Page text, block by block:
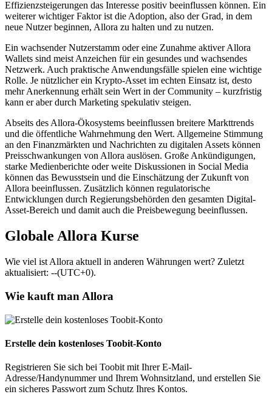
Effizienzsteigerungen das Interesse positiv beeinflussen können. Ein
weiterer wichtiger Faktor ist die Adoption, also der Grad, in dem
neue Nutzer beginnen, Allora zu halten und zu nutzen.
Ein wachsender Nutzerstamm oder eine Zunahme aktiver Allora
Wallets sind meist Anzeichen für ein gesundes und wachsendes
Netzwerk. Auch praktische Anwendungsfälle spielen eine wichtige
Rolle. Je nützlicher ein Krypto-Asset im echten Einsatz ist, desto
mehr Anerkennung erhält sein Wert in der Community – kurzfristig
kann er aber durch Marketing spekulativ steigen.
Abseits des Allora-Ökosystems beeinflussen breitere Markttrends
und die öffentliche Wahrnehmung den Wert. Allgemeine Stimmung
an den Finanzmärkten und Nachrichten zu digitalen Assets können
Preisschwankungen von Allora auslösen. Große Ankündigungen,
starke Medienberichte oder weite Diskussionen in Social Media
können das Bewusstsein und die Einschätzung der Zukunft von
Allora beeinflussen. Zusätzlich können regulatorische
Entwicklungen durch Regierungsbehörden den gesamten Digital-
Asset-Bereich und damit auch die Preisbewegung beeinflussen.
Globale Allora Kurse
Wie viel ist Allora aktuell in anderen Währungen wert? Zuletzt
aktualisiert: --(UTC+0).
Wie kauft man Allora
Erstelle dein kostenloses Toobit-Konto
Registrieren Sie sich bei Toobit mit Ihrer E-Mail-
Adresse/Handynummer und Ihrem Wohnsitzland, und erstellen Sie
ein sicheres Passwort zum Schutz Ihres Kontos.